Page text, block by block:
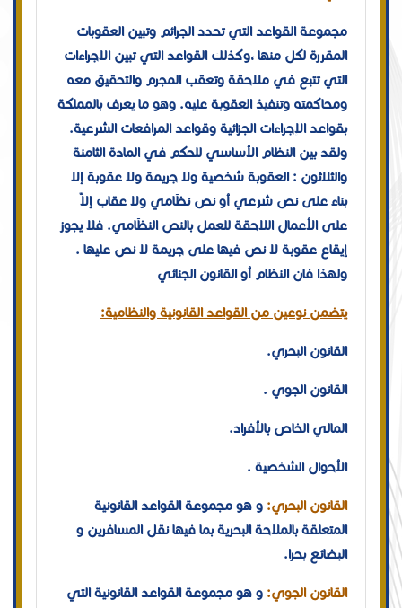
مجموعة القواعد التي تحدد الجرائم وتبين العقوبات
المقررة لكل منها ،وكذلك القواعد التي تبين الاجراءات
التي تتبع في ملاحقة وتعقب المجرم والتحقيق معه
ومحاكمته وتنفيذ العقوبة عليه. وهو ما يعرف بالمملكة
بقواعد الإجراءات الجزائية وقواعد المرافعات الشرعية.
ولقد بين النظام الأساسي للحكم في المادة الثامنة
والثلاثون : العقوبة شخصية ولا جريمة ولا عقوبة إلا
بناء على نص شرعي أو نص نظَامي ولا عقاب إلاّ
على الأعمال اللاحقة للعمل بالنص النظَامي. فلا يجوز
إيقاع عقوبة لا نص فيها على جريمة لا نص عليها .
ولهذا فان النظام أو القانون الجنائي
يتضمن نوعين من القواعد القانونية والنظامية:
القانون البحري.
القانون الجوي .
المالي الخاص بالأفراد.
الأحوال الشخصية .
القانون البحري: و هو مجموعة القواعد القانونية
المتعلقة بالملاحة البحرية بما فيها نقل المسافرين و
البضائع بحرا.
القانون الجوي: و هو مجموعة القواعد القانونية التي